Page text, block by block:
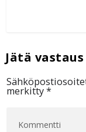
merkitty*